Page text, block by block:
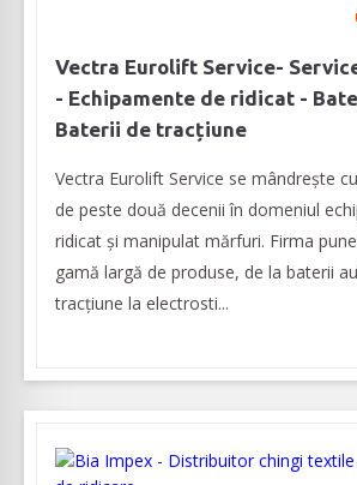
Vectra Eurolift Service-
- Echipamente de ridicat -
Baterii de tracțiune
Vectra Eurolift Service se mândrește
de peste două decenii în domeniul
ridicat și manipulat mărfuri. Firma
gamă largă de produse, de la baterii
tracțiune la electrosti...